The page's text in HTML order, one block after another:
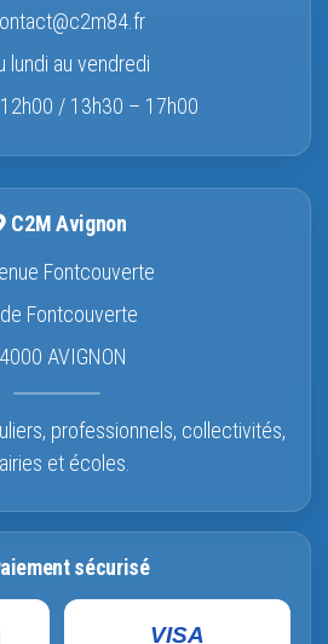
lundi au vendredi
/ 13h30 – 17h00
C2M Avignon
Fontcouverte
Fontcouverte
AVIGNON
professionnels, collectivités,
et écoles.
sécurisé
VISA